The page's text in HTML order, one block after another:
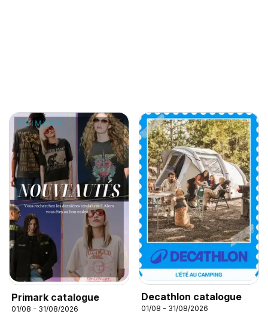
Primark catalogue
01/08 - 31/08/2026
Decathlon catalogue
01/08 - 31/08/2026